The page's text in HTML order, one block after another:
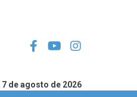
7 de agosto de 2026